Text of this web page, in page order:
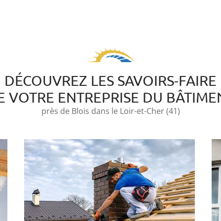
DÉCOUVREZ LES SAVOIRS-FAIRE
VOTRE ENTREPRISE DU
près de Blois dans le Loir-et-Cher (41)